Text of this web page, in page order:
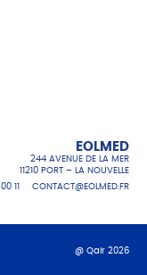
EOLMED
244 AVENUE DE LA MER
11210 PORT – LA NOUVELLE
11
CONTACT@EOLMED.FR
@ Qair 2026